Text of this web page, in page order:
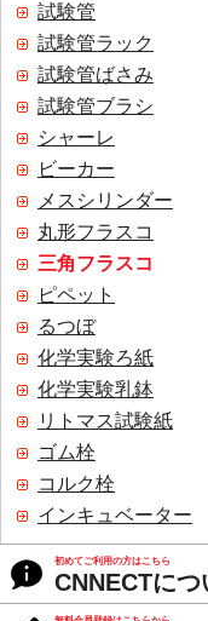
試験管
試験管ラック
試験管ばさみ
試験管ブラシ
シャーレ
ビーカー
メスシリンダー
丸形フラスコ
三角フラスコ
ピペット
るつぼ
化学実験ろ紙
化学実験乳鉢
リトマス試験紙
ゴム栓
コルク栓
インキュベーター
初めてご利用の方はこちら
CNNECTにつ